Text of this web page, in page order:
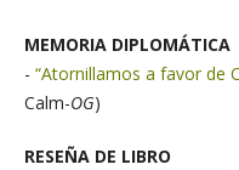
MEMORIA DIPLOMÁTICA
- “Atornillamos a favor de
Calm-OG)
RESEÑA DE LIBRO